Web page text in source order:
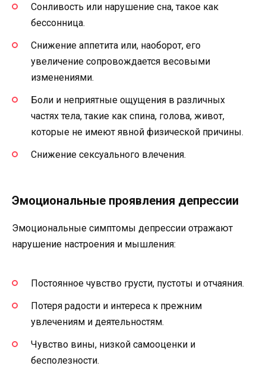
Сонливость или нарушение сна, такое как
бессонница.
Снижение аппетита или, наоборот, его
увеличение сопровождается весовыми
изменениями.
Боли и неприятные ощущения в различных
частях тела, такие как спина, голова, живот,
которые не имеют явной физической причины.
Снижение сексуального влечения.
Эмоциональные проявления депрессии
Эмоциональные симптомы депрессии отражают
нарушение настроения и мышления:
Постоянное чувство грусти, пустоты и отчаяния.
Потеря радости и интереса к прежним
увлечениям и деятельностям.
Чувство вины, низкой самооценки и
бесполезности.